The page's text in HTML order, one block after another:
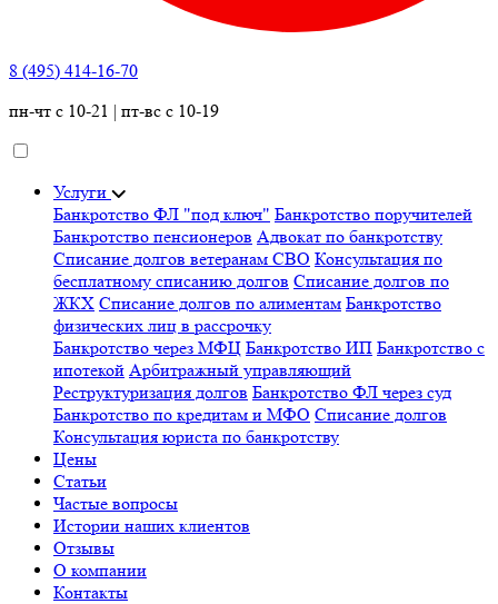
8 (495) 414-16-70
пн-чт с 10-21 | пт-вс с 10-19
Услуги
Банкротство ФЛ "под ключ" Банкротство поручителей
Банкротство пенсионеров Адвокат по банкротству
Списание долгов ветеранам СВО Консультация по
бесплатному списанию долгов Списание долгов по
ЖКХ Списание долгов по алиментам Банкротство
физических лиц в рассрочку
Банкротство через МФЦ Банкротство ИП Банкротство с
ипотекой Арбитражный управляющий
Реструктуризация долгов Банкротство ФЛ через суд
Банкротство по кредитам и МФО Списание долгов
Консультация юриста по банкротству
Цены
Статьи
Частые вопросы
Истории наших клиентов
Отзывы
О компании
Контакты